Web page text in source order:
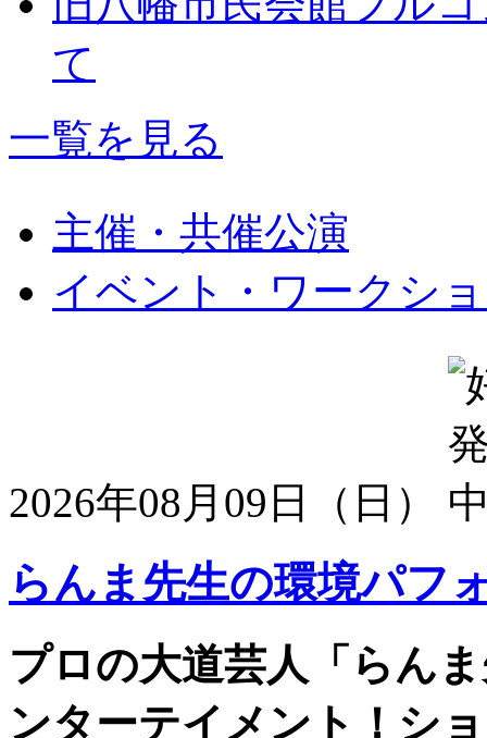
て
一覧を見る
主催・共催公演
イベント・ワークシ
2026年08月09日（日）
らんま先生の環境パフ
プロの大道芸人「らん
ンターテイメント！シ